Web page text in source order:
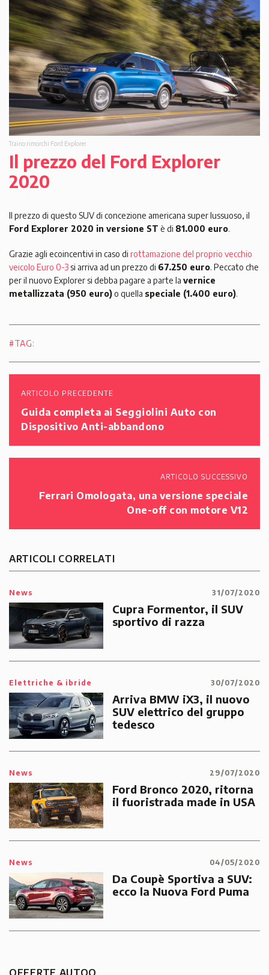
Traino rimorchi Ford Explorer
Il prezzo del Ford Explorer
2020
Il prezzo di questo SUV di concezione americana super lussuoso, il
Ford Explorer 2020 in versione ST è di 81.000 euro.
Grazie agli ecoincentivi in caso di rottamazione del proprio vecchio
veicolo Euro 0-3si arriva ad un prezzo di 67.250 euro. Peccato che
per il nuovo Explorer si debba pagare a parte la vernice
metallizzata (950 euro)o quella speciale (1.400 euro).
#TAG:
ARTICOLO PRECEDENTE
Guida completa ai Seggiolini Auto con
Dispositivo Anti-abbandono
ARTICOLO SUCCESSIVO
Ferrari Omologata, una versione speciale
One-off con motore V12
ARTICOLI CORRELATI
News 31/07/2020
Cupra Formentor, il SUV
sportivo di razza
Elettriche & ibride 30/07/2020
Arriva BMW iX3, il nuovo
SUV elettrico del gruppo
tedesco
News 29/07/2020
Ford Bronco 2020, ritorna
il fuoristrada made in USA
News 04/05/2020
Da Coupè Sportiva a SUV:
ecco la Nuova Ford Puma